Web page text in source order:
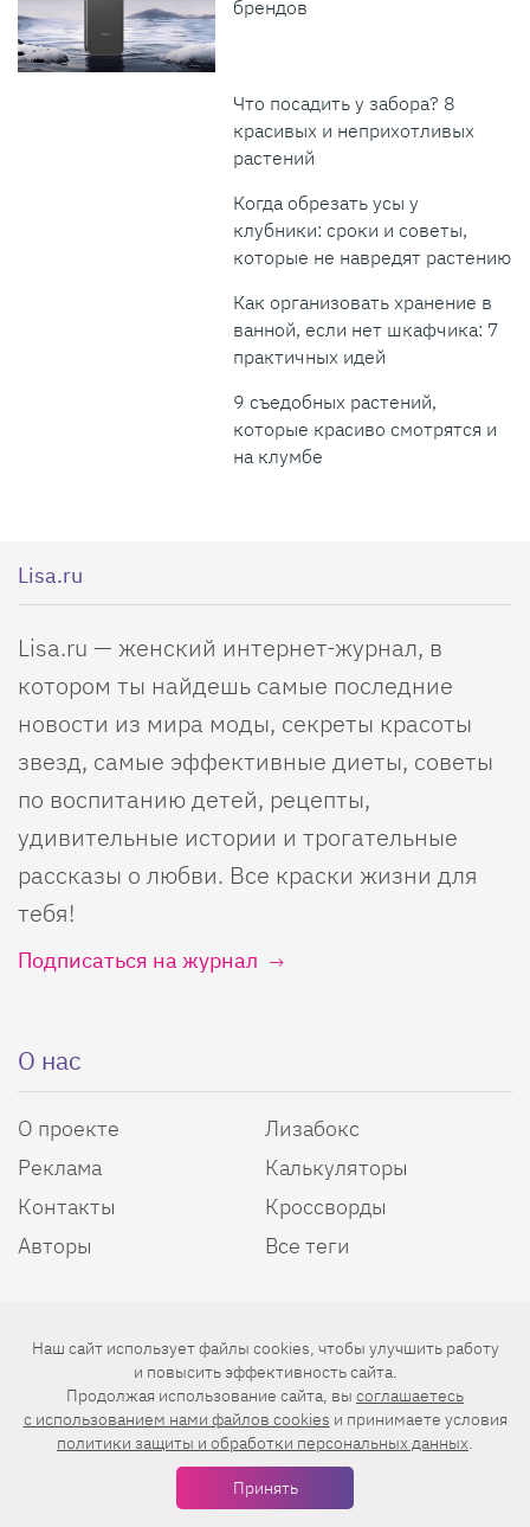
брендов
Что посадить у забора? 8
красивых и неприхотливых
растений
Когда обрезать усы у
клубники: сроки и советы,
которые не навредят растению
Как организовать хранение в
ванной, если нет шкафчика: 7
практичных идей
9 съедобных растений,
которые красиво смотрятся и
на клумбе
Lisa.ru
Lisa.ru — женский интернет-журнал, в
котором ты найдешь самые последние
новости из мира моды, секреты красоты
звезд, самые эффективные диеты, советы
по воспитанию детей, рецепты,
удивительные истории и трогательные
рассказы о любви. Все краски жизни для
тебя!
Подписаться на журнал
О нас
О проекте
Реклама
Контакты
Авторы
Лизабокс
Калькуляторы
Кроссворды
Все теги
Пользовательское соглашение
Политика конфиденциальности
Наш сайт использует файлы cookies, чтобы улучшить работу
и повысить эффективность сайта.
Продолжая использование сайта, вы соглашаетесь
c использованием нами файлов cookies и принимаете условия
политики защиты и обработки персональных данных.
Принять